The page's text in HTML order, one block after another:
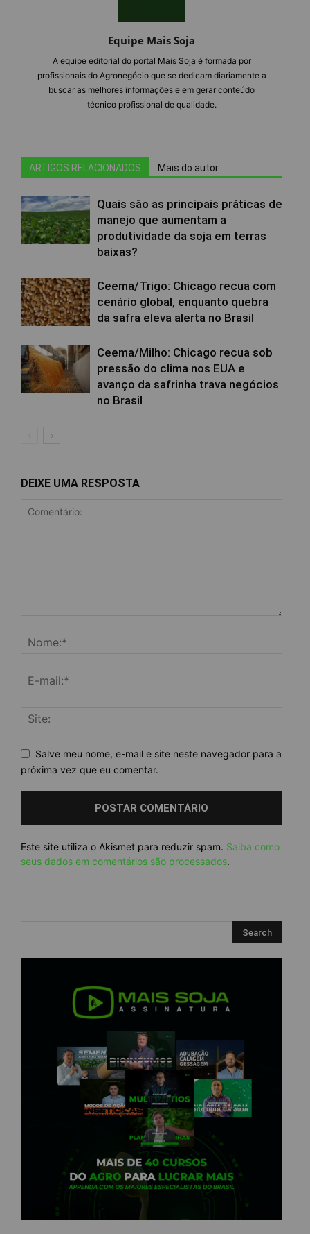
Equipe Mais Soja
A equipe editorial do portal Mais Soja é formada por
profissionais do Agronegócio que se dedicam diariamente a
buscar as melhores informações e em gerar conteúdo
técnico profissional de qualidade.
ARTIGOS RELACIONADOS Mais do autor
Quais são as principais práticas de
manejo que aumentam a
produtividade da soja em terras
baixas?
Ceema/Trigo: Chicago recua com
cenário global, enquanto quebra
da safra eleva alerta no Brasil
Ceema/Milho: Chicago recua sob
pressão do clima nos EUA e
avanço da safrinha trava negócios
no Brasil
DEIXE UMA RESPOSTA
Salve meu nome, e-mail e site neste navegador para a
próxima vez que eu comentar.
Este site utiliza o Akismet para reduzir spam. Saiba como
seus dados em comentários são processados.